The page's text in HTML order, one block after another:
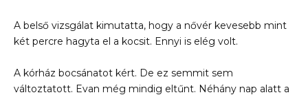
A belső vizsgálat kimutatta, hogy a nővér kevesebb mint
két percre hagyta el a kocsit. Ennyi is elég volt.
A kórház bocsánatot kért. De ez semmit sem
változtatott. Evan még mindig eltűnt. Néhány nap alatt a